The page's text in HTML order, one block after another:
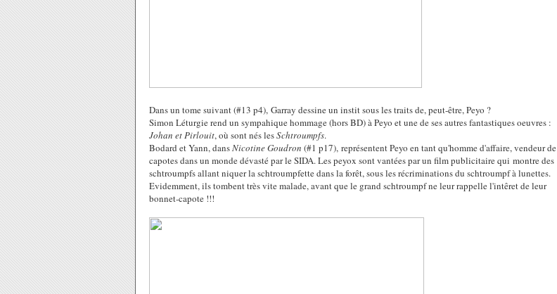
Dans un tome suivant (#13 p4), Garray dessine un instit sous les traits de, peut-être, Peyo ?
Simon Léturgie rend un sympahique hommage (hors BD) à Peyo et une de ses autres fantastiques oeuvres :
Johan et Pirlouit, où sont nés lesSchtroumpfs.
Bodard et Yann, dansNicotine Goudron (#1 p17), représentent Peyo en tant qu'homme d'affaire, vendeur de
capotes dans un monde dévasté par le SIDA. Les peyox sont vantées par un film publicitaire qui montre des
schtroumpfs allant niquer la schtroumpfette dans la forêt, sous les récriminations du schtroumpf à lunettes.
Evidemment, ils tombent très vite malade, avant que le grand schtroumpf ne leur rappelle l'intêret de leur
bonnet-capote !!!